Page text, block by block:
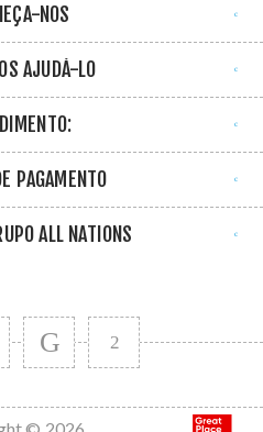
NOS
AJUDÁ-LO
PAGAMENTO
ALL NATIONS